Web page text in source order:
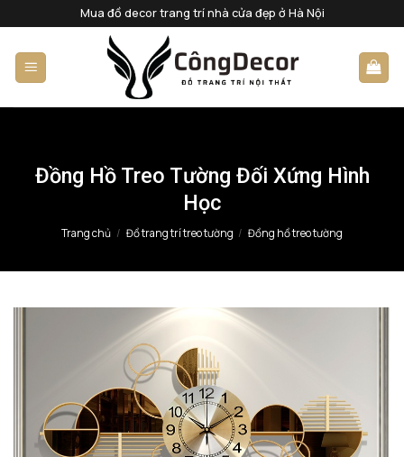
qua
nội
dung
Mua đồ decor trang trí nhà cửa đẹp ở Hà Nội
Đồng Hồ Treo Tường Đối Xứng Hình
Học
Trang chủ / Đồ trang trí treo tường / Đồng hồ treo tường